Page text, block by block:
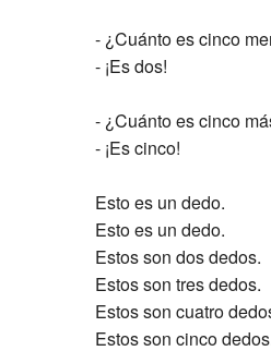
- ¿Cuánto es cinco
- ¡Es dos!
- ¿Cuánto es cinco
- ¡Es cinco!
Esto es un dedo.
Esto es un dedo.
Estos son dos dedos.
Estos son tres dedos.
Estos son cuatro
Estos son cinco dedos.